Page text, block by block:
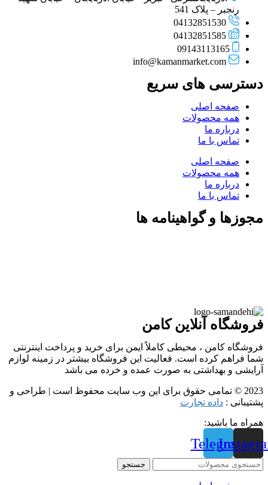
رنجبر – پلاک 541
04132851530
04132851585
09143113165
info@kamanmarket.com
دسترسی های سریع
صفحه اصلی
همه محصولات
درباره ما
تماس با ما
صفحه اصلی
همه محصولات
درباره ما
تماس با ما
مجوزها و گواهینامه ها
فروشگاه آنلاین کامن
فروشگاه کامن ، محیطی کاملاً ایمن برای خرید و پرداخت اینترنتی
شما فراهم کرده است. فعالیت این فروشگاه بیشتر در زمینه لوازم
آرایشی و بهداشتی به صورت عمده و خرده می باشد
2023 © تمامی حقوق برای این وب سایت محفوظ است | طراحی و
پشتیبانی : داده تجارت
همراه ما باشید:
Telegram
جستجو